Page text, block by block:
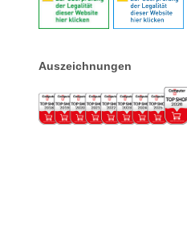
Auszeichnungen